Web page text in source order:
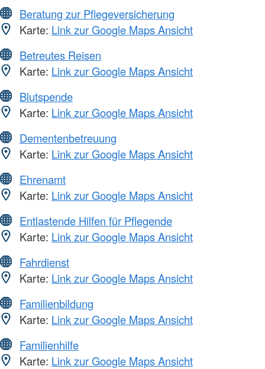
Beratung zur Pflegeversicherung
Karte: Link zur Google Maps Ansicht
Betreutes Reisen
Karte: Link zur Google Maps Ansicht
Blutspende
Karte: Link zur Google Maps Ansicht
Dementenbetreuung
Karte: Link zur Google Maps Ansicht
Ehrenamt
Karte: Link zur Google Maps Ansicht
Entlastende Hilfen für Pflegende
Karte: Link zur Google Maps Ansicht
Fahrdienst
Karte: Link zur Google Maps Ansicht
Familienbildung
Karte: Link zur Google Maps Ansicht
Familienhilfe
Karte: Link zur Google Maps Ansicht